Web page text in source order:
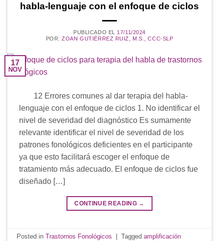
habla-lenguaje con el enfoque de ciclos
PUBLICADO EL 17/11/2024
POR:ZOAN GUTIÉRREZ RUIZ, M.S., CCC-SLP
17
NOV
12 Errores comunes al dar terapia del habla-
lenguaje con el enfoque de ciclos 1. No identificar el
nivel de severidad del diagnóstico Es sumamente
relevante identificar el nivel de severidad de los
patrones fonológicos deficientes en el participante
ya que esto facilitará escoger el enfoque de
tratamiento más adecuado. El enfoque de ciclos fue
diseñado […]
CONTINUE READING →
Posted inTrastornos Fonológicos Taggedamplificación